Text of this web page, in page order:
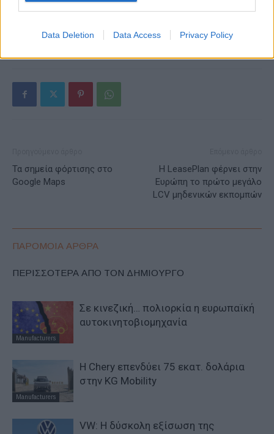
Data Deletion Data Access Privacy Policy
Hyundai Motor
Τα σημεία φόρτισης στο
Google Maps
Η LeasePlan φέρνει στην
Ευρώπη το πρώτο μεγάλο
LCV μηδενικών εκπομπών
ΠΑΡΟΜΟΙΑ ΑΡΘΡΑ
ΠΕΡΙΣΣΟΤΕΡΑ ΑΠΟ ΤΟΝ ΔΗΜΙΟΥΡΓΟ
Manufacturers
Σε κινεζική… πολιορκία η ευρωπαϊκή
αυτοκινητοβιομηχανία
Manufacturers
Η Chery επενδύει 75 εκατ. δολάρια
στην KG Mobility
VW: Η δύσκολη εξίσωση της